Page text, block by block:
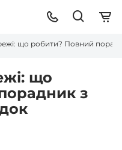
що робити? Повний
що
з